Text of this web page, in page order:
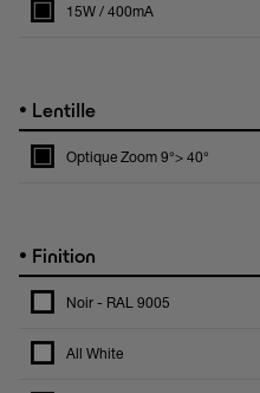
15W / 400mA
• Lentille
Optique Zoom 9°> 40°
• Finition
Noir - RAL 9005
All White